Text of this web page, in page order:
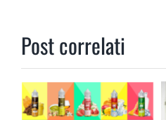
Post correlati